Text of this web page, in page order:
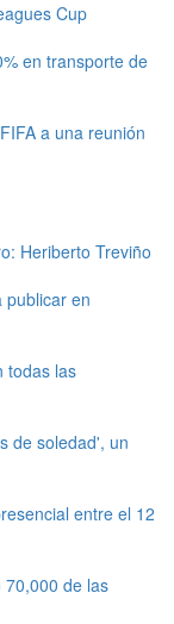
Cup
en transporte de
a una reunión
Heriberto Treviño
publicar en
todas las
de soledad', un
entre el 12
de las